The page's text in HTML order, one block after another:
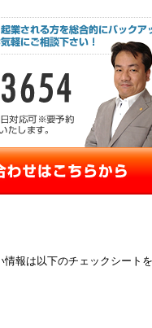
報は以下のチェックシート